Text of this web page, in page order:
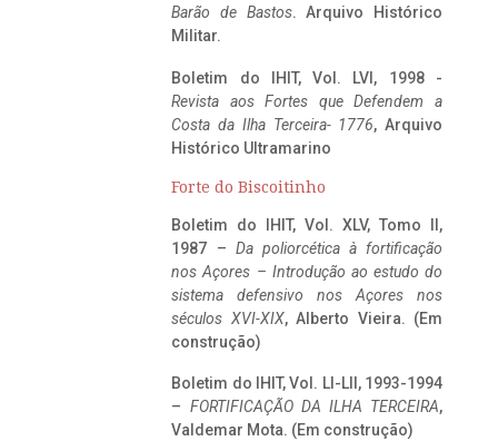
Barão de Bastos. Arquivo Histórico
Militar.
Boletim do IHIT, Vol. LVI, 1998 -
Revista aos Fortes que Defendem a
Costa da Ilha Terceira- 1776, Arquivo
Histórico Ultramarino
Forte do Biscoitinho
Boletim do IHIT, Vol. XLV, Tomo II,
1987 – Da poliorcética à fortificação
nos Açores – Introdução ao estudo do
sistema defensivo nos Açores nos
séculos XVI-XIX, Alberto Vieira. (Em
construção)
Boletim do IHIT, Vol. LI-LII, 1993-1994
– FORTIFICAÇÃO DA ILHA TERCEIRA,
Valdemar Mota. (Em construção)